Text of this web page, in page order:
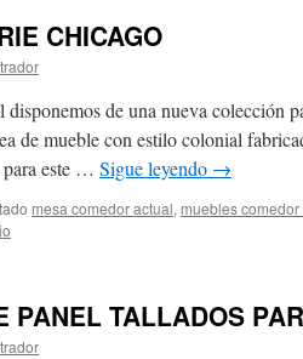
CHICAGO
de una nueva colección
de mueble con estilo colonial
para este … Sigue leyendo →
mesa comedor actual, muebles comedor
PANEL TALLADOS